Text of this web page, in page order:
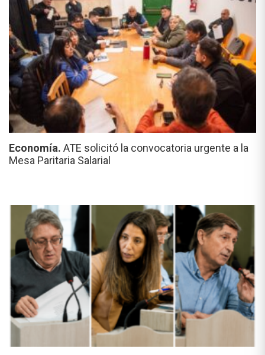
Economía. ATE solicitó la convocatoria urgente a la
Mesa Paritaria Salarial